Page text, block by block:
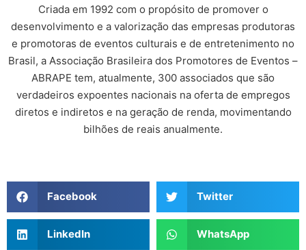
Criada em 1992 com o propósito de promover o
desenvolvimento e a valorização das empresas produtoras
e promotoras de eventos culturais e de entretenimento no
Brasil, a Associação Brasileira dos Promotores de Eventos –
ABRAPE tem, atualmente, 300 associados que são
verdadeiros expoentes nacionais na oferta de empregos
diretos e indiretos e na geração de renda, movimentando
bilhões de reais anualmente.
Facebook Twitter
LinkedIn WhatsApp